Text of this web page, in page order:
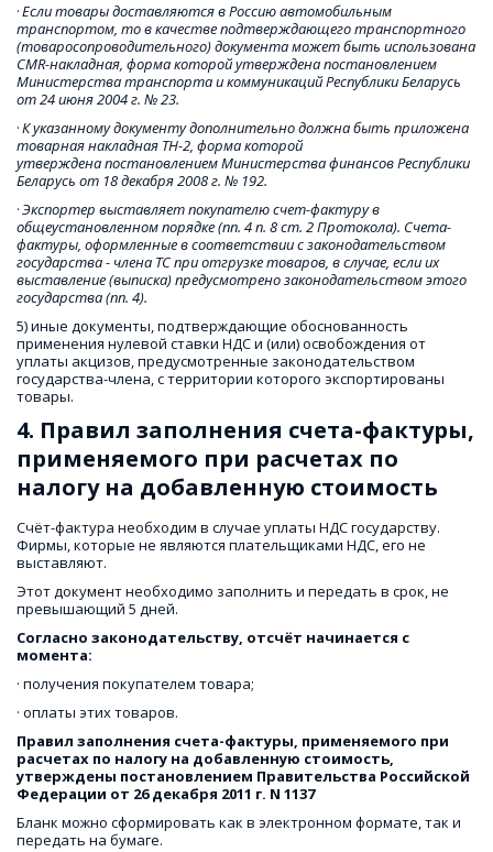
· Если товары доставляются в Россию автомобильным
транспортом, то в качестве подтверждающего транспортного
(товаросопроводительного) документа может быть использована
CMR-накладная, форма которой утверждена постановлением
Министерства транспорта и коммуникаций Республики Беларусь
от 24 июня 2004 г. № 23.
· К указанному документу дополнительно должна быть приложена
товарная накладная ТН-2, форма которой
утверждена постановлением Министерства финансов Республики
Беларусь от 18 декабря 2008 г. № 192.
· Экспортер выставляет покупателю счет-фактуру в
общеустановленном порядке (пп. 4 п. 8 ст. 2 Протокола). Счета-
фактуры, оформленные в соответствии с законодательством
государства - члена ТС при отгрузке товаров, в случае, если их
выставление (выписка) предусмотрено законодательством этого
государства (пп. 4).
5) иные документы, подтверждающие обоснованность
применения нулевой ставки НДС и (или) освобождения от
уплаты акцизов, предусмотренные законодательством
государства-члена, с территории которого экспортированы
товары.
4. Правил заполнения счета-фактуры,
применяемого при расчетах по
налогу на добавленную стоимость
Счёт-фактура необходим в случае уплаты НДС государству.
Фирмы, которые не являются плательщиками НДС, его не
выставляют.
Этот документ необходимо заполнить и передать в срок, не
превышающий 5 дней.
Согласно законодательству, отсчёт начинается с
момента:
· получения покупателем товара;
· оплаты этих товаров.
Правил заполнения счета-фактуры, применяемого при
расчетах по налогу на добавленную стоимость,
утверждены постановлением Правительства Российской
Федерации от 26 декабря 2011 г. N 1137
Бланк можно сформировать как в электронном формате, так и
передать на бумаге.